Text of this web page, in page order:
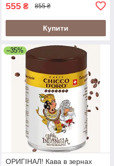
555 ₴ 855 ₴
Купити
–35%
ОРИГІНАЛ! Кава в зернах